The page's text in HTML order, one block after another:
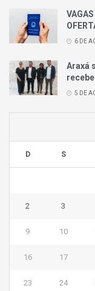
6 DE
Araxá
5 DE
D S
2 3
9 10
16 17
23 24